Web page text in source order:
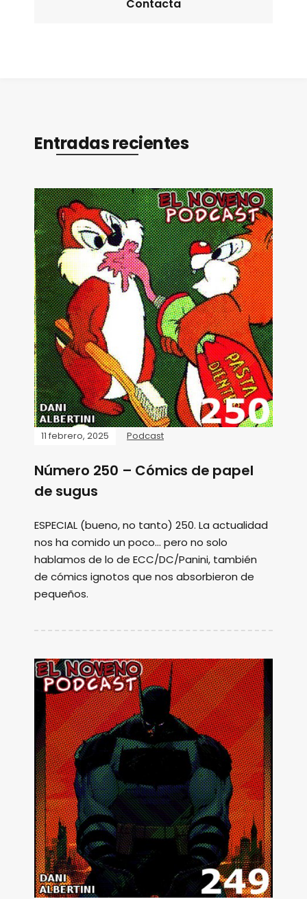
Contacta
Entradas recientes
11 febrero, 2025 Podcast
Número 250 – Cómics de papel
de sugus
ESPECIAL (bueno, no tanto) 250. La actualidad
nos ha comido un poco... pero no solo
hablamos de lo de ECC/DC/Panini, también
de cómics ignotos que nos absorbieron de
pequeños.